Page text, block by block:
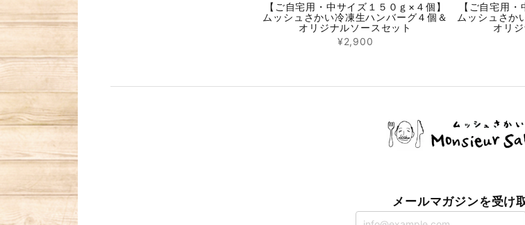
【ご自宅用・中サイズ１５０ｇ×４個】
ムッシュさかい冷凍生ハンバーグ４個＆
オリジナルソースセット
¥2,900
【ご自宅用
ムッシュさか
オリ
メールマガジンを受け